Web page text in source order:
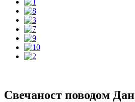
Свечаност поводом